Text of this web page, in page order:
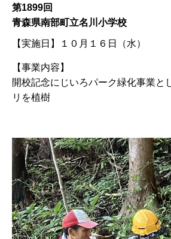
第1899回
青森県南部町立名川小学校
【実施日】 １０月１６日（水）
【事業内容】
開校記念にじいろパーク緑化事業と
リを植樹